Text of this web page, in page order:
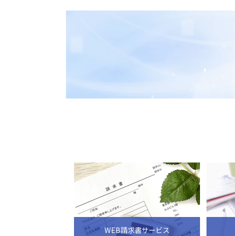
WEB請求書サービス